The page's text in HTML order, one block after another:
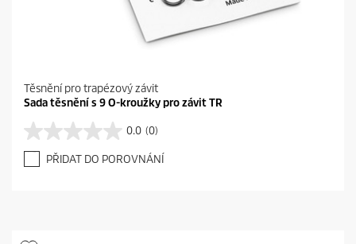
Těsnění pro trapézový závit
Sada těsnění s 9 O-kroužky pro závit TR
0.0 (0)
0
.
0
ě
PŘIDAT DO POROVNÁNÍ